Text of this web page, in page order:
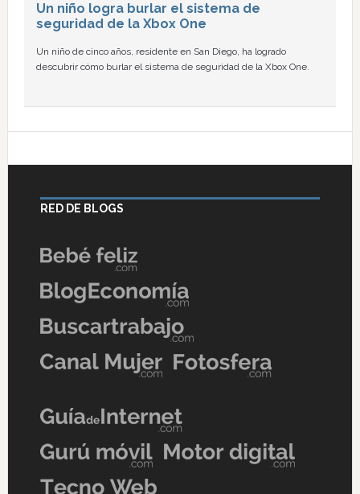
Un niño logra burlar el sistema de
seguridad de la Xbox One
Un niño de cinco años, residente en San Diego, ha logrado
descubrir cómo burlar el sistema de seguridad de la Xbox One.
RED DE BLOGS